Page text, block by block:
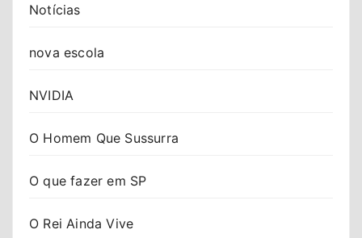
Notícias
nova escola
NVIDIA
O Homem Que Sussurra
O que fazer em SP
O Rei Ainda Vive